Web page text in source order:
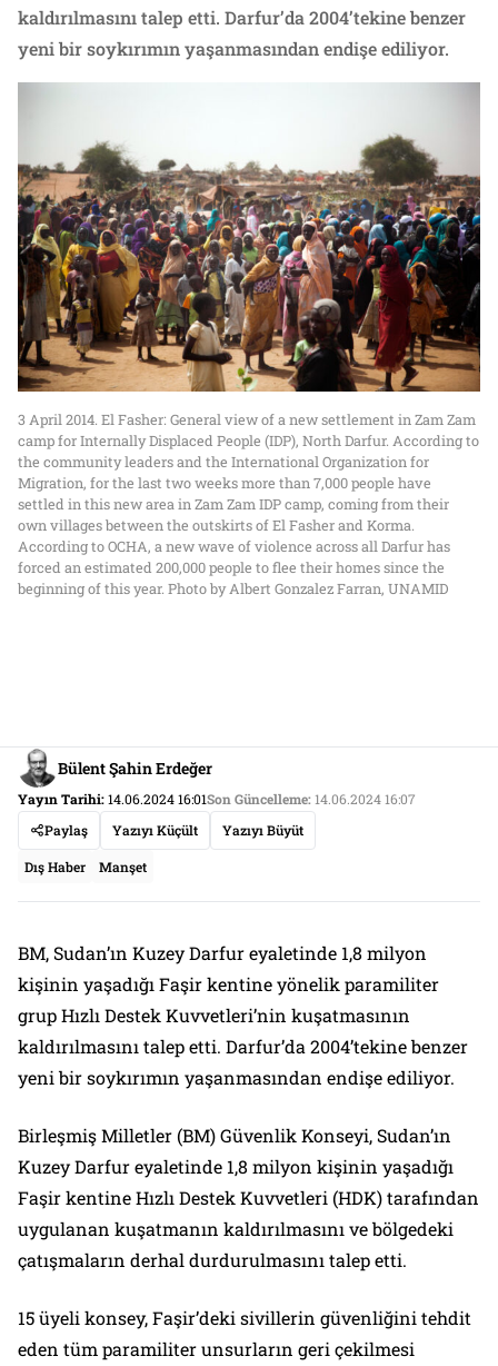
kaldırılmasını talep etti. Darfur’da 2004’tekine benzer
yeni bir soykırımın yaşanmasından endişe ediliyor.
3 April 2014. El Fasher: General view of a new settlement in Zam Zam
camp for Internally Displaced People (IDP), North Darfur. According to
the community leaders and the International Organization for
Migration, for the last two weeks more than 7,000 people have
settled in this new area in Zam Zam IDP camp, coming from their
own villages between the outskirts of El Fasher and Korma.
According to OCHA, a new wave of violence across all Darfur has
forced an estimated 200,000 people to flee their homes since the
beginning of this year. Photo by Albert Gonzalez Farran, UNAMID
Bülent Şahin Erdeğer
Yayın Tarihi:14.06.2024 16:01Son Güncelleme:14.06.2024 16:07
Paylaş
Yazıyı Küçült Yazıyı Büyüt
Dış Haber Manşet
BM, Sudan’ın Kuzey Darfur eyaletinde 1,8 milyon
kişinin yaşadığı Faşir kentine yönelik paramiliter
grup Hızlı Destek Kuvvetleri’nin kuşatmasının
kaldırılmasını talep etti. Darfur’da 2004’tekine benzer
yeni bir soykırımın yaşanmasından endişe ediliyor.
Birleşmiş Milletler (BM) Güvenlik Konseyi, Sudan’ın
Kuzey Darfur eyaletinde 1,8 milyon kişinin yaşadığı
Faşir kentine Hızlı Destek Kuvvetleri (HDK) tarafından
uygulanan kuşatmanın kaldırılmasını ve bölgedeki
çatışmaların derhal durdurulmasını talep etti.
15 üyeli konsey, Faşir’deki sivillerin güvenliğini tehdit
eden tüm paramiliter unsurların geri çekilmesi